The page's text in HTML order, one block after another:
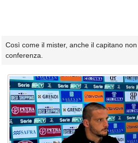
Così come il mister, anche il capitano
conferenza.